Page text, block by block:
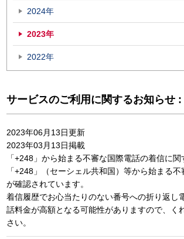
2024年
2023年
2022年
サービスのご利用に関するお知らせ
2023年06月13日更新
2023年03月13日掲載
「+248」から始まる不審な国際電話の着信に
「+248」（セーシェル共和国）等から始まる
が確認されています。
着信履歴でお心当たりのない番号への折り返し
話料金が高額となる可能性がありますので、く
さい。